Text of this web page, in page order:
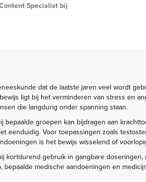
Specialist bij
dat de laatste jaren veel wordt
ligt bij het verminderen van stress en
die langdurig onder spanning staan.
bepaalde groepen kan bijdragen aan
eenduidig. Voor toepassingen zoals
is het bewijs wisselend of
kortdurend gebruik in gangbare doseringen,
medische aandoeningen en